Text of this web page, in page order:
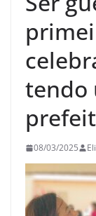
tendo
08/03/2025